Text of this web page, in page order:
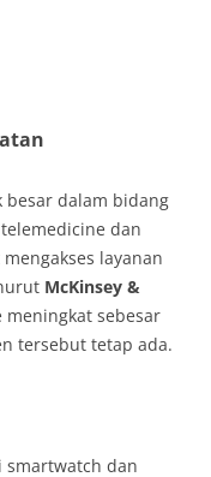
besar dalam bidang
dan
layanan
McKinsey &
sebesar
tersebut tetap ada.
smartwatch dan